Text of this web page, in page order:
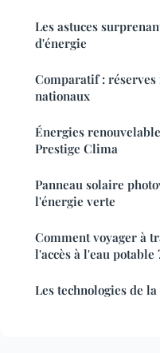
Les astuces
d'énergie
Comparatif :
nationaux
Énergies
Prestige Clima
Panneau solaire
l'énergie verte
Comment voyager à
l'accès à l'eau potable
Les technologies de